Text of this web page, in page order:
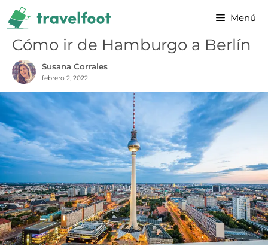
Saltar
al
contenido
Menú
Cómo ir de Hamburgo a Berlín
Susana Corrales
febrero 2, 2022